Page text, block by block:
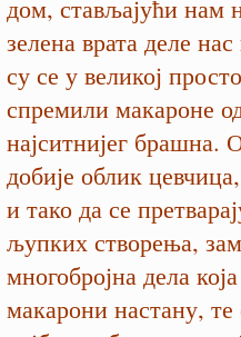
дом, стављајући нам
зелена врата деле
су се у великој
спремили макароне
најситнијег брашна.
добије облик
и тако да се
љупких створења,
многобројна дела
макарони настану,